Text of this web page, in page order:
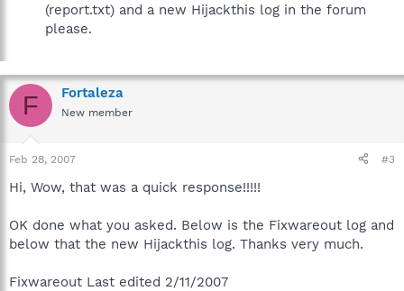
(report.txt) and a new Hijackthis log in the forum
please.
F Fortaleza
New member
Feb 28, 2007 #3
Hi, Wow, that was a quick response!!!!!
OK done what you asked. Below is the Fixwareout log and
below that the new Hijackthis log. Thanks very much.
Fixwareout Last edited 2/11/2007